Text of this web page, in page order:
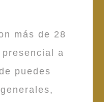
más de 28
a
puedes